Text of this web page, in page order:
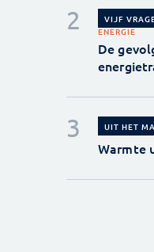
VIJF
ENERGIE
De
UIT HET
Warmte